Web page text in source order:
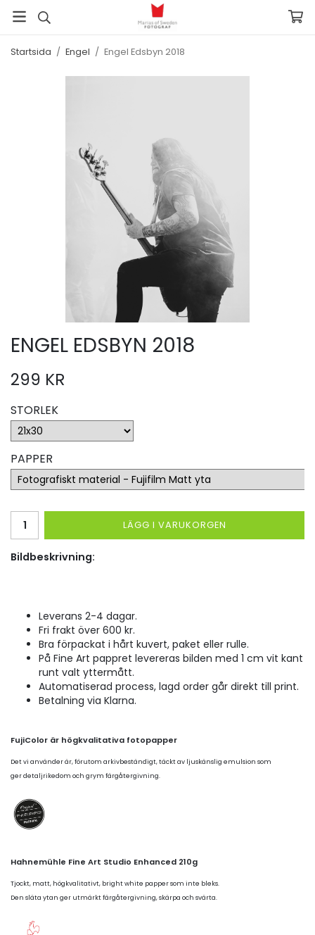
Startsida / Engel / Engel Edsbyn 2018
ENGEL EDSBYN 2018
299 KR
STORLEK
PAPPER
LÄGG I VARUKORGEN
Bildbeskrivning:
Leverans 2-4 dagar.
Fri frakt över 600 kr.
Bra förpackat i hårt kuvert, paket eller rulle.
På Fine Art pappret levereras bilden med 1 cm vit kant
runt valt yttermått.
Automatiserad process, lagd order går direkt till print.
Betalning via Klarna.
FujiColor är högkvalitativa fotopapper
Det vi använder är, förutom arkivbeständigt, täckt av ljuskänslig emulsion som
ger detaljrikedom och grym färgåtergivning.
Hahnemühle Fine Art Studio Enhanced 210g
Tjockt, matt, högkvalitativt, bright white papper som inte bleks.
Den släta ytan ger utmärkt färgåtergivning, skärpa och svärta.